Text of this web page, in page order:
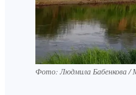
Фото: Людмила Бабенкова /